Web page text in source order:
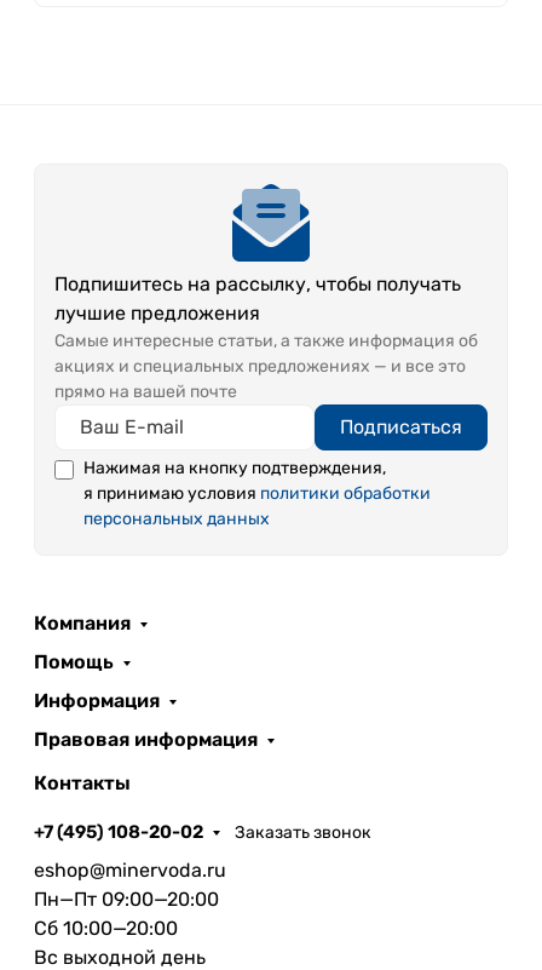
Подпишитесь на рассылку, чтобы получать
лучшие предложения
Самые интересные статьи, а также информация об
акциях и специальных предложениях — и все это
прямо на вашей почте
Подписаться
Нажимая на кнопку подтверждения,
я принимаю условия политики обработки
персональных данных
Компания
Помощь
Информация
Правовая информация
Контакты
+7 (495) 108-20-02 Заказать звонок
eshop@minervoda.ru
Пн—Пт 09:00—20:00
Сб 10:00—20:00
Вс выходной день